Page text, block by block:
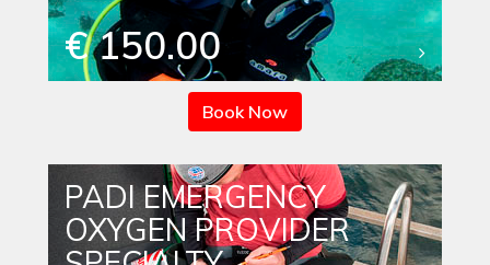
€ 150.00
Book Now
PADI EMERGENCY
OXYGEN PROVIDER